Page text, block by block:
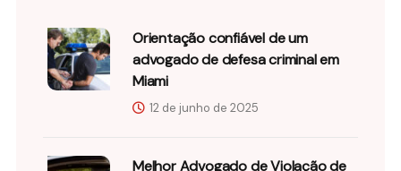
Orientação confiável de um
advogado de defesa criminal em
Miami
12 de junho de 2025
Melhor Advogado de Violação de